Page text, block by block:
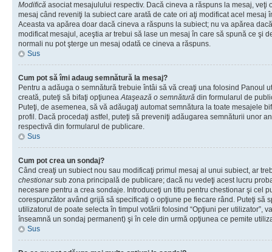
Modifică asociat mesajulului respectiv. Dacă cineva a răspuns la mesaj, veţi
mesaj când reveniţi la subiect care arată de cate ori aţi modificat acel mesaj
Aceasta va apărea doar dacă cineva a răspuns la subiect; nu va apărea
modificat mesajul, aceştia ar trebui să lase un mesaj în care să spună ce şi
normali nu pot şterge un mesaj odată ce cineva a răspuns.
Sus
Cum pot să îmi adaug semnătură la mesaj?
Pentru a adăuga o semnătură trebuie întâi să vă creaţi una folosind Panoul
creată, puteţi să bifaţi opţiuneaAtaşează o semnătură din formularul de
Puteţi, de asemenea, să vă adăugaţi automat semnătura la toate mesajele
profil. Dacă procedaţi astfel, puteţi să preveniţi adăugarea semnăturii unor
respectivă din formularul de publicare.
Sus
Cum pot crea un sondaj?
Când creaţi un subiect nou sau modificaţi primul mesaj al unui subiect, ar
chestionarsub zona principală de publicare; dacă nu vedeţi acest lucru
necesare pentru a crea sondaje. Introduceţi un titlu pentru chestionar şi cel
corespunzător având grijă să specificaţi o opţiune pe fiecare rând. Puteţi să
utilizatorul de poate selecta în timpul votării folosind “Opţiuni per utilizator”,
înseamnă un sondaj permanent) şi în cele din urmă opţiunea ce pemite
Sus